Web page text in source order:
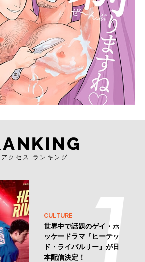
アクセス ランキング
CULTURE
世界中で話題のゲイ・ホ
ッケードラマ『ヒーテッ
ド・ライバルリー』が日
本配信決定！